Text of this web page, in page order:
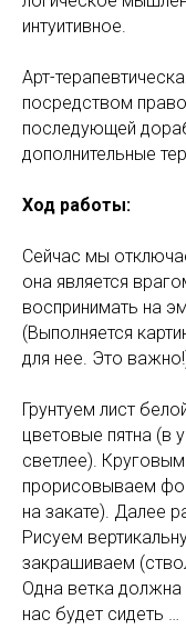
интуитивное.
Арт-
посредством
последующей
дополнительные
Ход работы:
Сейчас мы
она является
воспринимать на
(Выполняется
для нее. Это
Грунтуем лист
цветовые пятна (в
светлее).
прорисовываем
на закате). Далее
Рисуем
закрашиваем
Одна ветка
нас будет сидеть …